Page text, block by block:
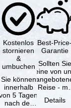
Kostenlos
stornieren
&
umbuchen
Sie können
innerhalb
5 Tagen
nach der
Best-Price-
Garantie
Sollten Sie
eine von
Reise -
Details